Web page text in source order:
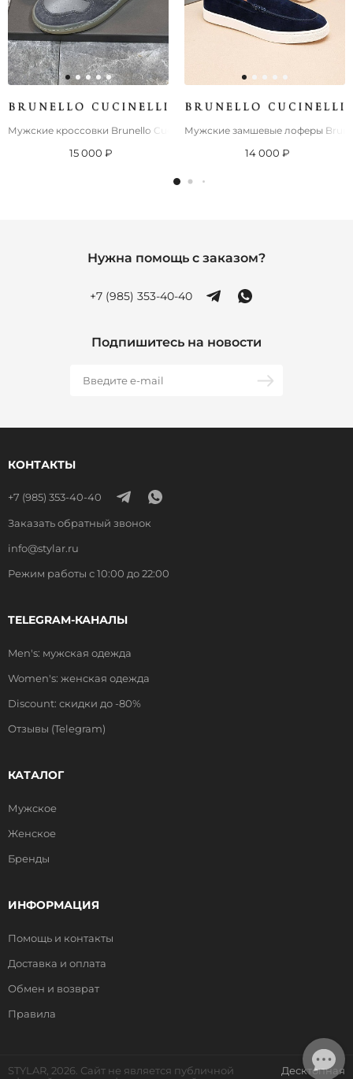
Мужские кроссовки Brunello Cucinelli
15 000 ₽
Мужские замшевые лоферы
14 000 ₽
Нужна помощь с заказом?
+7 (985) 353-40-40
Подпишитесь на новости
КОНТАКТЫ
+7 (985) 353-40-40
Заказать обратный звонок
info@stylar.ru
Режим работы с 10:00 до 22:00
TELEGRAM-КАНАЛЫ
Men's: мужская одежда
Women's: женская одежда
Discount: скидки до -80%
Отзывы (Telegram)
КАТАЛОГ
Мужское
Женское
Бренды
ИНФОРМАЦИЯ
Помощь и контакты
Доставка и оплата
Обмен и возврат
Правила
STYLAR, 2026. Сайт не является публичной
Десктопная